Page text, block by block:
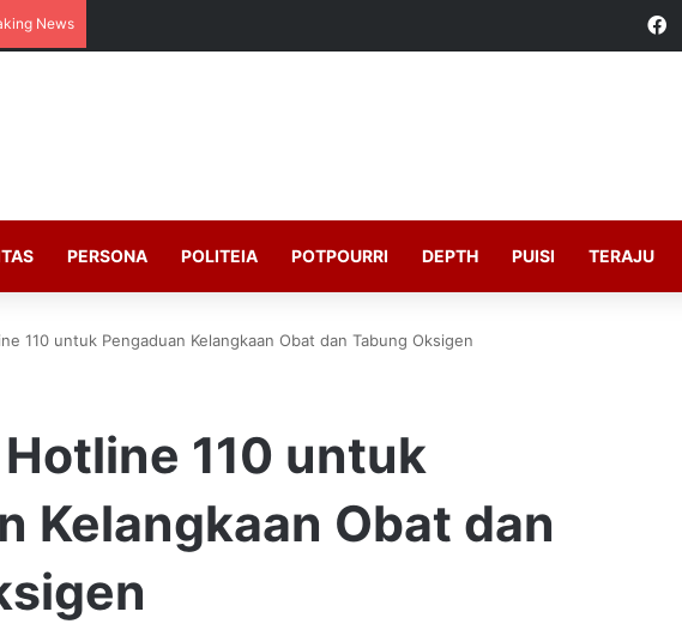
News
PERSONA POLITEIA POTPOURRI DEPTH PUISI TERAJU
110 untuk Pengaduan Kelangkaan Obat dan Tabung Oksigen
110 untuk
Kelangkaan Obat dan